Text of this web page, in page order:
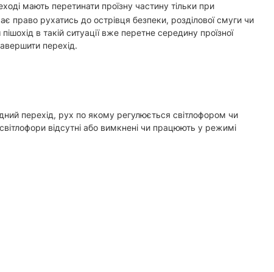
мають перетинати проїзну частину тільки при
право рухатись до острівця безпеки, розділової смуги чи
в такій ситуації вже перетне середину проїзної
перехід.
перехід, рух по якому регулюється світлофором чи
відсутні або вимкнені чи працюють у режимі